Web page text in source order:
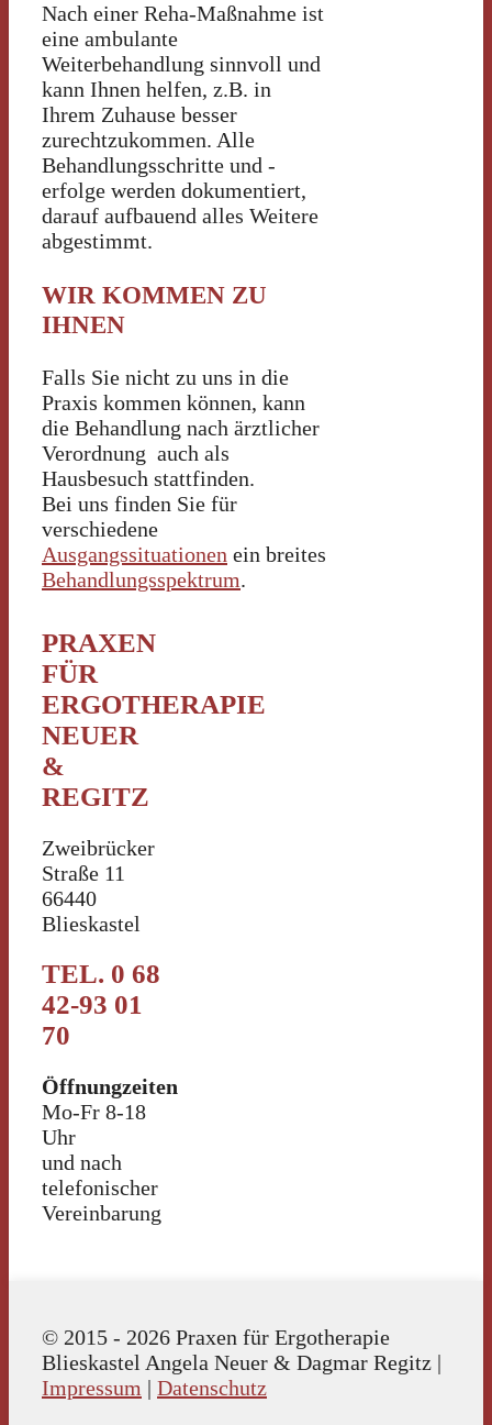
Nach einer Reha-Maßnahme ist
eine ambulante
Weiterbehandlung sinnvoll und
kann Ihnen helfen, z.B. in
Ihrem Zuhause besser
zurechtzukommen. Alle
Behandlungsschritte und -
erfolge werden dokumentiert,
darauf aufbauend alles Weitere
abgestimmt.
WIR KOMMEN ZU
IHNEN
Falls Sie nicht zu uns in die
Praxis kommen können, kann
die Behandlung nach ärztlicher
Verordnung auch als
Hausbesuch stattfinden.
Bei uns finden Sie für
verschiedene
Ausgangssituationen ein breites
Behandlungsspektrum.
PRAXEN
FÜR
ERGOTHERAPIE
NEUER
&
REGITZ
Zweibrücker
Straße 11
66440
Blieskastel
TEL. 0 68
42-93 01
70
Öffnungzeiten
Mo-Fr 8-18
Uhr
und nach
telefonischer
Vereinbarung
© 2015 - 2026 Praxen für Ergotherapie
Blieskastel Angela Neuer & Dagmar Regitz |
Impressum | Datenschutz